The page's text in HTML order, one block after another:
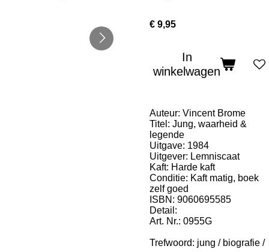
€ 9,95
In
winkelwagen
Auteur: Vincent Brome
Titel: Jung, waarheid &
legende
Uitgave: 1984
Uitgever: Lemniscaat
Kaft: Harde kaft
Conditie: Kaft matig, boek
zelf goed
ISBN: 9060695585
Detail:
Art. Nr.: 0955G
Trefwoord: jung / biografie /